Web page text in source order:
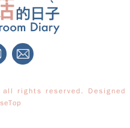
all rights reserved. Designed